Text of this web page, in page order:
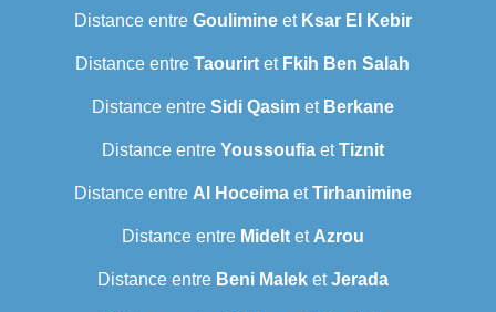
Distance entre Goulimineet Ksar El Kebir
Distance entre Taourirt et Fkih Ben Salah
Distance entre Sidi Qasimet Berkane
Distance entre YoussoufiaetTiznit
Distance entre Al HoceimaetTirhanimine
Distance entre Mideltet Azrou
Distance entre Beni MaleketJerada